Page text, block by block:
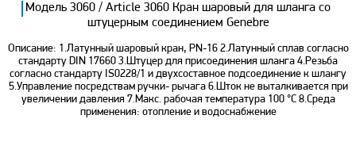
Модель 3060 / Article 3060 Кран шаровый для шланга со
штуцерным соединением Genebre
Описание: 1.Латунный шаровый кран, PN-16 2.Латунный сплав согласно
стандарту DIN 17660 3.Штуцер для присоединения шланга 4.Резьба
согласно стандарту IS0228/1 и двухсоставное подсоединение к шлангу
5.Управление посредствам ручки- рычага 6.Шток не выталкивается при
увеличении давления 7.Макс. рабочая температура 100 °С 8.Среда
применения: отопление и водоснабжение